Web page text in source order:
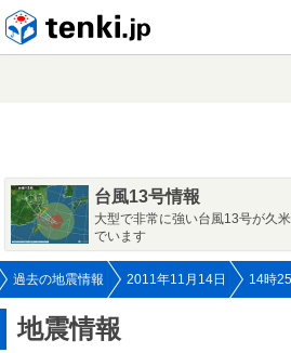
台風13号情報
大型で非常に強い台風13号が久
でいます
過去の地震情報 2011年11月14日 14時
地震情報